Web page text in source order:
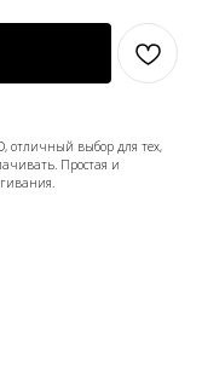
отличный выбор для тех,
Простая и